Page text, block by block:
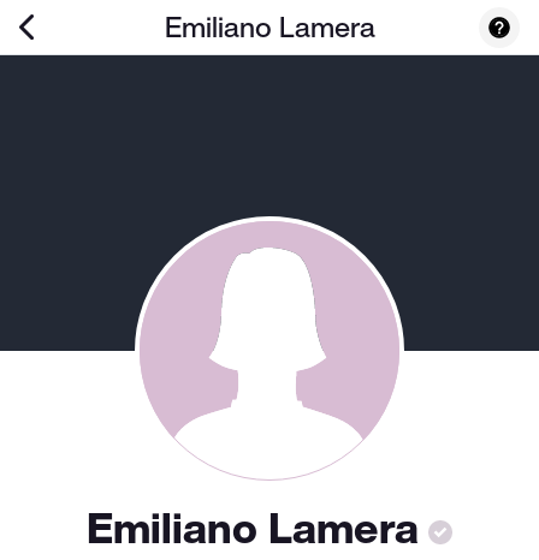
Emiliano Lamera
Emiliano Lamera